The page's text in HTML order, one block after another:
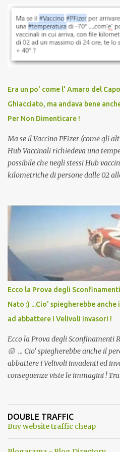
vaccinazione. Non avevamo mai
sconti, incentivi per vaccinarsi.
discriminazioni per coloro che non
vaccinato, nessuno aveva prima
persona cattiva. Non avevamo
vaccino usato per minacciare i
scuola. Non avevamo mai visto un
dodicenne di ignorare il consenso
che abbiamo elencato sopra...
Era un po' come l' Amaro del
Ghiacciato, ma andava bene
Per Non Dimenticare !
Ma se il Vaccino PFizer (come gli
Hub Vaccinali richiedeva una
possibile che negli stessi Hub
kilometriche di persone dalle 02
Vaccino come: l' Amaro del Capo,
andava bene anche, a
l'articolo per NON Dimenticare!
Ecco la Prova degli
Nato :) ...Cio' spiegherebbe
ad abbattere i Velivoli invasori !
Ecco la Prova degli Sconfinamenti
😛 ... Cio' spiegherebbe anche il
abbattere i Velivoli invadenti ed
conseguenze viste le immagini !
ancora una fantasia Nato o forse
una guerra mondiale che
DOUBLE TRAFFIC
Buy website traffic cheap